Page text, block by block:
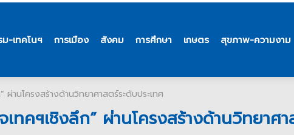
-เทคโนฯ การเมือง สังคม การศึกษา เกษตร สุขภาพ-ความงาม
านโครงสร้างด้านวิทยาศาสตร์ระดับประเทศ
คฯเชิงลึก” ผ่านโครงสร้างด้านวิทยาศา